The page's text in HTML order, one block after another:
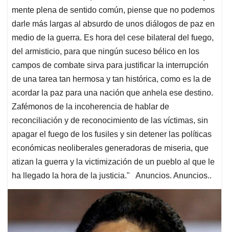
mente plena de sentido común, piense que no podemos
darle más largas al absurdo de unos diálogos de paz en
medio de la guerra. Es hora del cese bilateral del fuego,
del armisticio, para que ningún suceso bélico en los
campos de combate sirva para justificar la interrupción
de una tarea tan hermosa y tan histórica, como es la de
acordar la paz para una nación que anhela ese destino.
Zafémonos de la incoherencia de hablar de
reconciliación y de reconocimiento de las víctimas, sin
apagar el fuego de los fusiles y sin detener las políticas
económicas neoliberales generadoras de miseria, que
atizan la guerra y la victimización de un pueblo al que le
ha llegado la hora de la justicia." Anuncios. Anuncios..